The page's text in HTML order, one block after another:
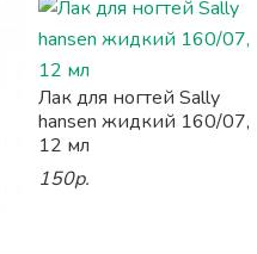
Лак для ногтей Sally
hansen жидкий 160/07,
12 мл
150р.